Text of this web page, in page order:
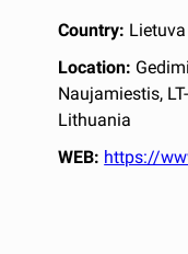
Country: Lietuva
Location:
Naujamiestis,
Lithuania
WEB: https://